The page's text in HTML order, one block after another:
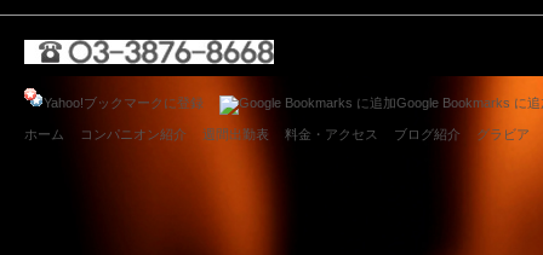
Yahoo!ブックマークに登録 Google Bookmarks に追
ホーム コンパニオン紹介 週間出勤表 料金・アクセス ブログ紹介 グラビア